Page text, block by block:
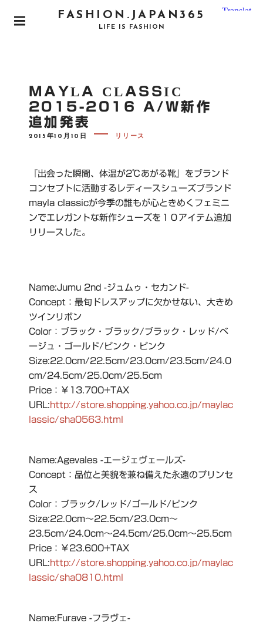
P
FASHION.JAPAN365
LIFE IS FASHION
MAYLA CLASSIC
2015-2016 A/W新作
追加発表
P
N
2015年10月10日 リリース
『出会った瞬間、体温が2℃あがる靴』をブランド
コンセプトに活動するレディースシューズブランド
mayla classicが今季の誰もが心ときめくフェミニ
ンでエレガントな新作シューズを１０アイテム追加
リリースした。
Name:Jumu 2nd -ジュムゥ・セカンド-
Concept：最旬ドレスアップに欠かせない、大きめ
ツインリボン
Color：ブラック・ブラック/ブラック・レッド/ベ
ージュ・ゴールド/ピンク・ピンク
Size:22.0cm/22.5cm/23.0cm/23.5cm/24.0
cm/24.5cm/25.0cm/25.5cm
Price：￥13.700+TAX
URL: http://store.shopping.yahoo.co.jp/maylac
lassic/sha0563.html
Name:Agevales -エージェヴェールズ-
Concept：品位と美貌を兼ね備えた永遠のプリンセ
ス
Color：ブラック/レッド/ゴールド/ピンク
Size:22.0cm～22.5cm/23.0cm～
23.5cm/24.0cm～24.5cm/25.0cm～25.5cm
Price：￥23.600+TAX
URL: http://store.shopping.yahoo.co.jp/maylac
lassic/sha0810.html
Name:Furave -フラヴェ-